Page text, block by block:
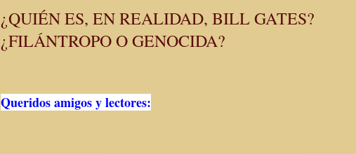
¿QUIÉN ES, EN REALIDAD, BILL GATES?
¿FILÁNTROPO O GENOCIDA?
Queridos amigos y lectores: